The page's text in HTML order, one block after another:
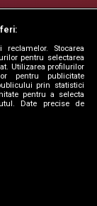
Stocarea
pentru selectarea
Utilizarea profilurilor
pentru publicitate
prin statistici
pentru a selecta
Date precise de